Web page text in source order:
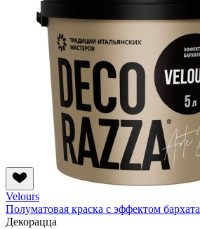
Velours
Полуматовая краска с эффектом бархата
Декорацца